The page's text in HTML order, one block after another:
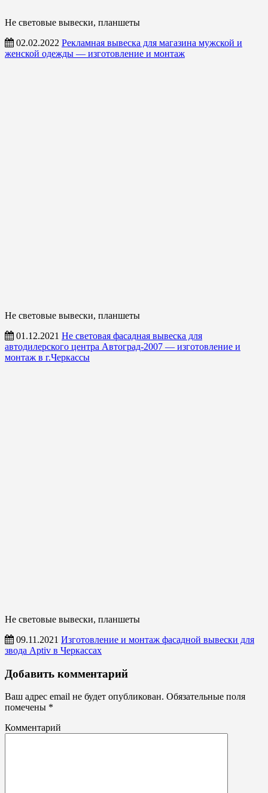
Не световые вывески, планшеты
02.02.2022 Рекламная вывеска для магазина мужской и
женской одежды — изготовление и монтаж
Не световые вывески, планшеты
01.12.2021 Не световая фасадная вывеска для
автодилерского центра Автоград-2007 — изготовление и
монтаж в г.Черкассы
Не световые вывески, планшеты
09.11.2021 Изготовление и монтаж фасадной вывески для
звода Aptiv в Черкассах
Не
световые
вывески,
планшеты
Добавить комментарий
Ваш адрес email не будет опубликован. Обязательные поля
помечены *
Комментарий